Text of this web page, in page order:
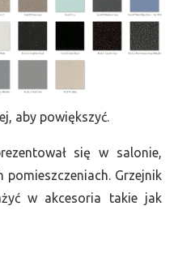
aby powiększyć.
się w salonie,
Grzejnik
w akcesoria takie jak